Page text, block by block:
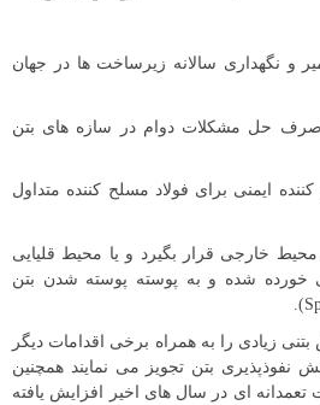
و نگهداری سالانه زیرساخت ها در جهان
صرف حل مشکلات دوام در سازه های بتن
ایمنی برای فولاد مسلح کننده متداول
خارجی قرار بگیرد و یا محیط قلیایی
خورده شده و به پوسته پوسته شدن بتن
زیادی را به همراه برخی اقدامات دیگر
بتن تجویز می نمایند همچنین
ای در سال های اخیر افزایش یافته